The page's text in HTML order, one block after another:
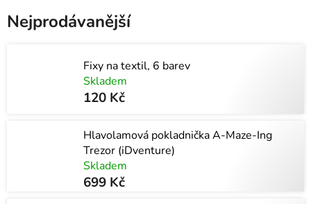
Nejprodávanější
Fixy na textil, 6 barev
Skladem
120 Kč
Hlavolamová pokladnička A-Maze-Ing
Trezor (iDventure)
Skladem
699 Kč